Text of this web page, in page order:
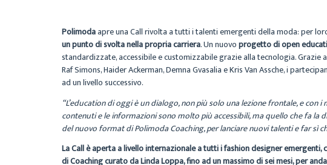
Polimodaapre una Call rivolta a tutti i talenti emergenti della moda: per
un punto di svolta nella propria carriera. Un nuovoprogetto di open
standardizzate, accessibile e customizzabile grazie alla tecnologia.
Raf Simons, Haider Ackerman, Demna Gvasalia e Kris Van Assche, i
ad un livello successivo.
“L’education di oggi è un dialogo, non più solo una lezione frontale, e
contenuti e le informazioni sono molto più accessibili, ma quello che fa la
del nuovo format di Polimoda Coaching, per lanciare nuovi talenti e far sì
La Call è aperta a livello internazionale a tutti i fashion designer
di Coaching curato da Linda Loppa, fino ad un massimo di sei mesi, per